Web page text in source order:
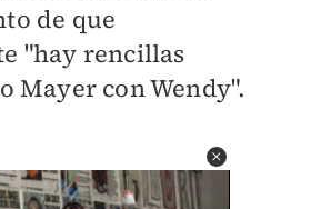
de que
"hay rencillas
Mayer con Wendy".